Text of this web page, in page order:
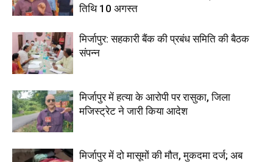
तिथि 10 अगस्त
मिर्जापुर: सहकारी बैंक की प्रबंध समिति की बैठक
संपन्न
मिर्जापुर में हत्या के आरोपी पर रासुका, जिला
मजिस्ट्रेट ने जारी किया आदेश
मिर्जापुर में दो मासूमों की मौत, मुकदमा दर्ज; अब